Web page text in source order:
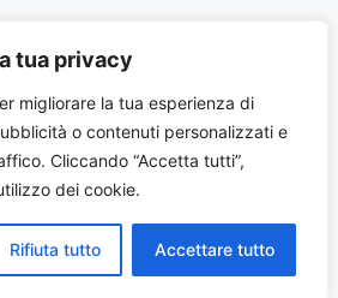
tua privacy
migliorare la tua esperienza di
o contenuti personalizzati e
Cliccando “Accetta tutti”,
dei cookie.
Rifiuta tutto Accettare tutto